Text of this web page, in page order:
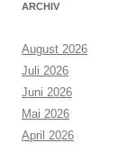
ARCHIV
August 2026
Juli 2026
Juni 2026
Mai 2026
April 2026